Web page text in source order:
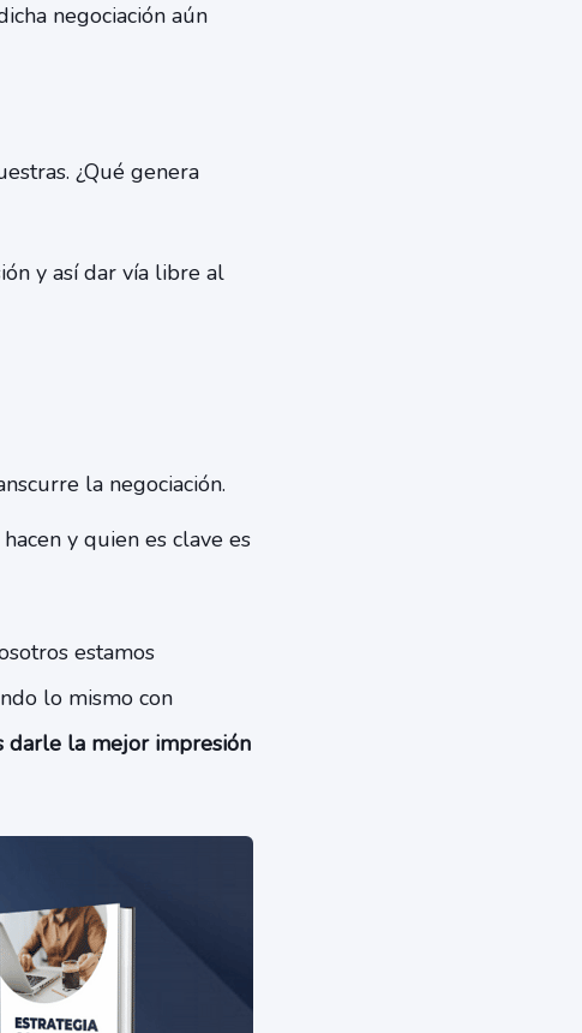
negociación aún
¿Qué genera
y así dar vía libre al
la negociación.
y quien es clave es
estamos
lo mismo con
darle la mejor impresión